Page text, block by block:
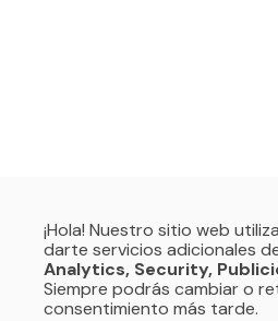
¡Hola! Nuestro sitio web
darte servicios adicionales
Analytics, Security,
Siempre podrás cambiar o
consentimiento más tarde.